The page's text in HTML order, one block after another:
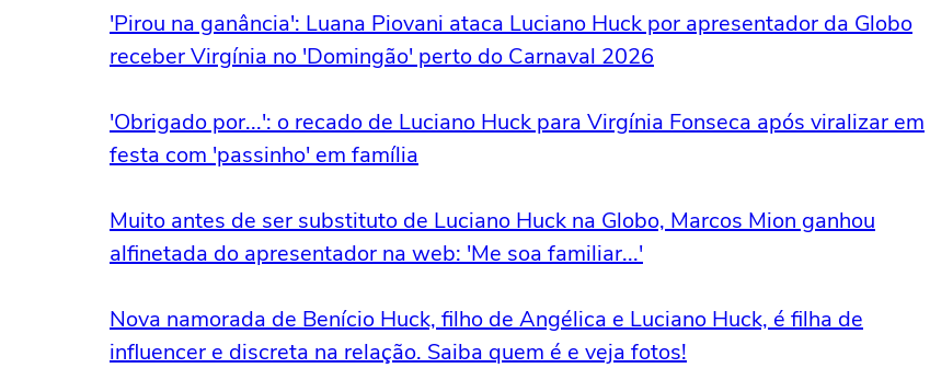
'Pirou na ganância': Luana Piovani ataca Luciano Huck por apresentador da Globo
receber Virgínia no 'Domingão' perto do Carnaval 2026
'Obrigado por...': o recado de Luciano Huck para Virgínia Fonseca após viralizar em
festa com 'passinho' em família
Muito antes de ser substituto de Luciano Huck na Globo, Marcos Mion ganhou
alfinetada do apresentador na web: 'Me soa familiar...'
Nova namorada de Benício Huck, filho de Angélica e Luciano Huck, é filha de
influencer e discreta na relação. Saiba quem é e veja fotos!